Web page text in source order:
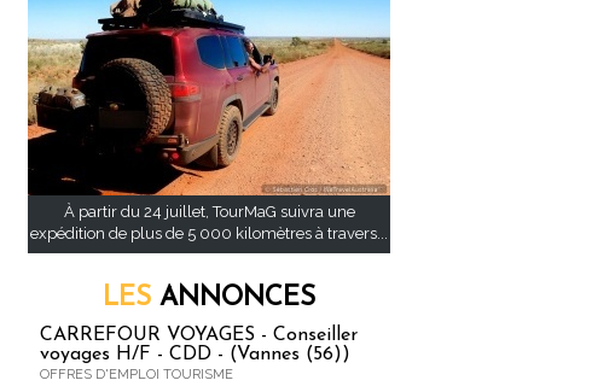
À partir du 24 juillet, TourMaG suivra une
expédition de plus de 5 000 kilomètres à travers...
LES ANNONCES
CARREFOUR VOYAGES - Conseiller
voyages H/F - CDD - (Vannes (56))
OFFRES D'EMPLOI TOURISME